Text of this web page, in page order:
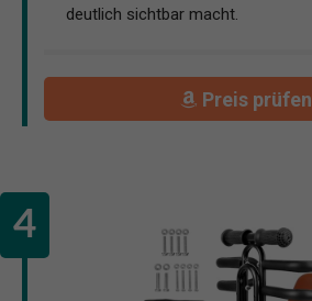
deutlich sichtbar macht.
Preis prüfen